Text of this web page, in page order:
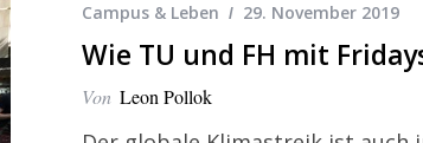
Campus & Leben 29. November 2019
Wie TU und FH mit
Von Leon Pollok